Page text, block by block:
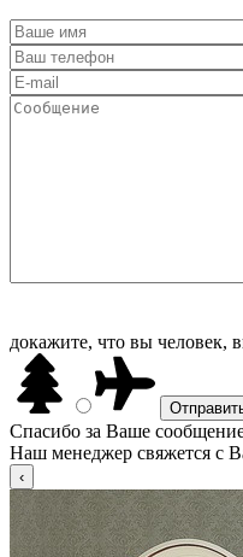
докажите, что вы человек,
Спасибо за Ваше
Наш менеджер свяжется с